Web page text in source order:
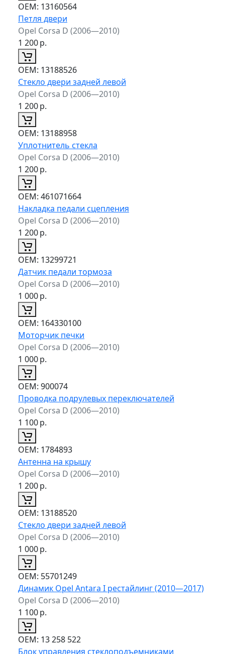
ОЕМ: 13160564
Петля двери
Opel Corsa D (2006—2010)
1 200р.
ОЕМ: 13188526
Стекло двери задней левой
Opel Corsa D (2006—2010)
1 200р.
ОЕМ: 13188958
Уплотнитель стекла
Opel Corsa D (2006—2010)
1 200р.
ОЕМ: 461071664
Накладка педали сцепления
Opel Corsa D (2006—2010)
1 200р.
ОЕМ: 13299721
Датчик педали тормоза
Opel Corsa D (2006—2010)
1 000р.
ОЕМ: 164330100
Моторчик печки
Opel Corsa D (2006—2010)
1 000р.
ОЕМ: 900074
Проводка подрулевых переключателей
Opel Corsa D (2006—2010)
1 100р.
ОЕМ: 1784893
Антенна на крышу
Opel Corsa D (2006—2010)
1 200р.
ОЕМ: 13188520
Стекло двери задней левой
Opel Corsa D (2006—2010)
1 000р.
ОЕМ: 55701249
Динамик Opel Antara I рестайлинг (2010—2017)
Opel Corsa D (2006—2010)
1 100р.
ОЕМ: 13 258 522
Блок управления стеклоподъемниками